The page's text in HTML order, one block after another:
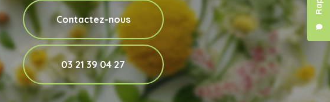
Contactez-nous
03 21 39 04 27